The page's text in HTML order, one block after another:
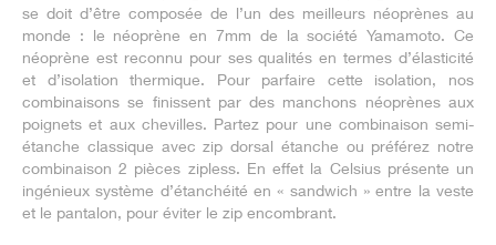
se doit d’être composée de l’un des meilleurs néoprènes au
monde : le néoprène en 7mm de la société Yamamoto. Ce
néoprène est reconnu pour ses qualités en termes d’élasticité
et d’isolation thermique. Pour parfaire cette isolation, nos
combinaisons se finissent par des manchons néoprènes aux
poignets et aux chevilles. Partez pour une combinaison semi-
étanche classique avec zip dorsal étanche ou préférez notre
combinaison 2 pièces zipless. En effet la Celsius présente un
ingénieux système d’étanchéité en « sandwich » entre la veste
et le pantalon, pour éviter le zip encombrant.